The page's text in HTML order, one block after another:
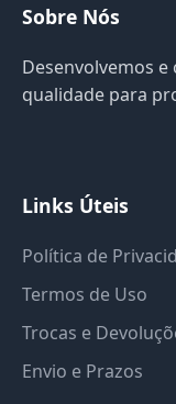
Sobre Nós
Desenvolvemos
qualidade para
Links Úteis
Política de
Termos de Uso
Trocas e
Envio e Prazos